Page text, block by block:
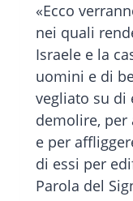
«Ecco
nei quali
Israele e la
uomini e di
vegliato su di
demolire, per
e per
di essi per
Parola del